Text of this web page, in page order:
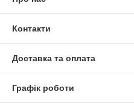
Контакти
Доставка та оплата
Графік роботи